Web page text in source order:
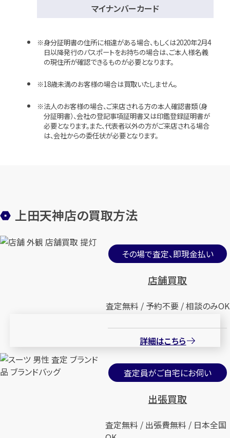
マイナンバーカード
身分証明書の住所に相違がある場合、もしくは2020年2月4
日以降発行のパスポートをお持ちの場合は、ご本人様名義
の現住所が確認できるものが必要となります。
18歳未満のお客様の場合は買取いたしません。
法人のお客様の場合、ご来店される方の本人確認書類（身
分証明書）、会社の登記事項証明書又は印鑑登録証明書が
必要となります。また、代表者以外の方がご来店される場合
は、会社からの委任状が必要となります。
上田天神店の買取方法
その場で査定、即現金払い
店舗買取
査定無料 / 予約不要 / 相談のみOK
詳細はこちら
査定員がご自宅にお伺い
出張買取
査定無料 / 出張費無料 / 日本全国